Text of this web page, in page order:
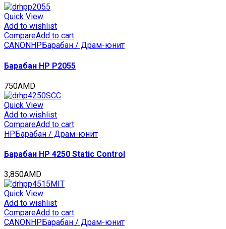
60000
стр.,
CET7920
quantity
Quick View
Add to wishlist
CompareAdd to cart
CANON HP Барабан / Драм-юнит
Барабан HP P2055
750AMD
Quick View
Add to wishlist
CompareAdd to cart
HPБарабан / Драм-юнит
Барабан HP 4250 Static Control
3,850AMD
Quick View
Add to wishlist
CompareAdd to cart
CANON HP Барабан / Драм-юнит